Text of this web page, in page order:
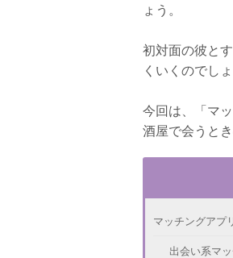
ょう。
初対面の彼と
くいくのでしょ
今回は、「マ
酒屋で会うと
マッチングアプ
出会い系マ